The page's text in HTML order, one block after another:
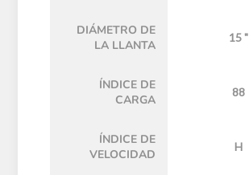
DIÁMETRO DE
LA LLANTA
15 "
ÍNDICE DE
CARGA
88
ÍNDICE DE
VELOCIDAD
H